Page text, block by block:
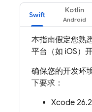
Swift
Kotlin
本指南假定您熟
平台（如 iOS）
确保您的开发环
下要求：
Xcode